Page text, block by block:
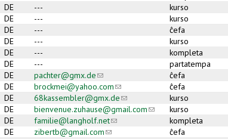
DE ---
kurso
DE ---
kurso
DE ---
ĉefa
DE ---
kurso
DE ---
kompleta
DE --- partatempa
DE pachter@gmx.de(link sends e-mail)
ĉefa
DE brockmei@yahoo.com(link sends e-mail)
ĉefa
DE 68kassembler@gmx.de(link sends e-mail)
kurso
DE bienvenue.zuhause@gmail.com(link sends e-mail)
kurso
DE familie@langholf.net(link sends e-mail)kompleta
DE zibertb@gmail.com(link sends e-mail) ĉefa